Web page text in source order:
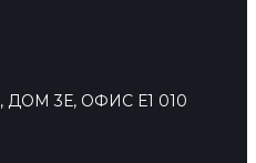
3Е, ОФИС Е1 010